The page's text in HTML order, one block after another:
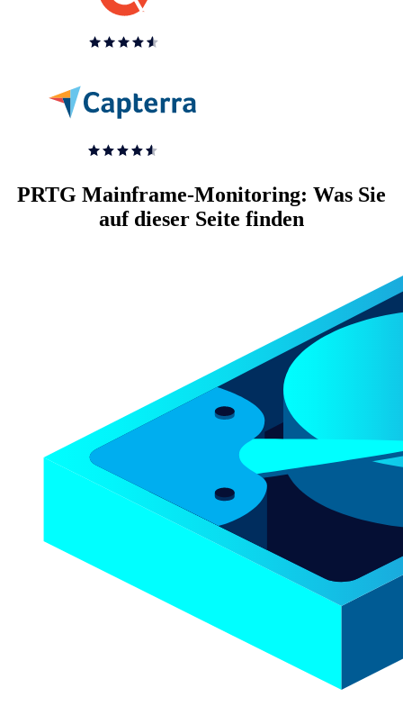
PRTG Mainframe-Monitoring: Was Sie
auf dieser Seite finden